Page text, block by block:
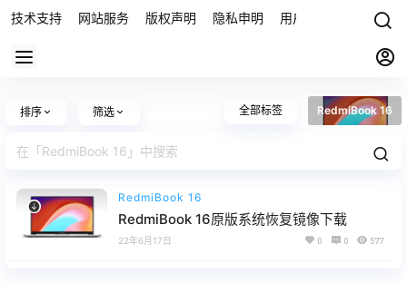
技术支持 网站服务 版权声明 隐私申明 用户协议 联系我们
排序 筛选 全部标签 RedmiBook 16
RedmiBook 16
RedmiBook 16原版系统恢复镜像下载
22年6月17日 0 0 577